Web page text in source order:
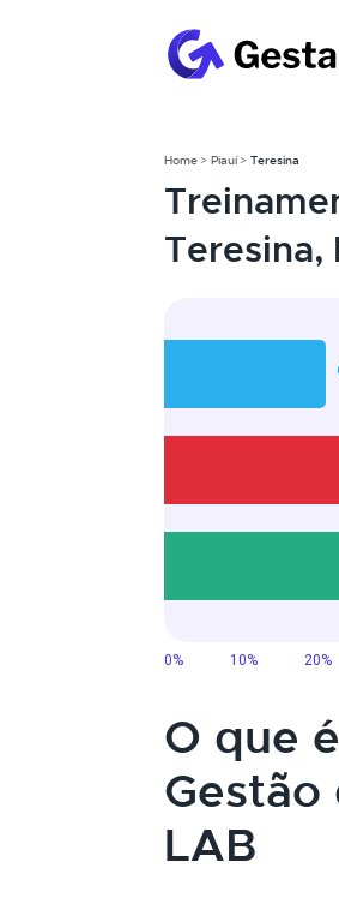
Home Piauí Teresina
Teresina,
O que
Gestão
LAB